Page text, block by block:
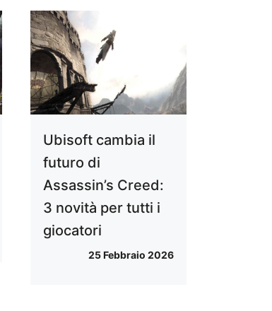
Ubisoft cambia il
futuro di
Assassin’s Creed:
3 novità per tutti i
giocatori
25 Febbraio 2026